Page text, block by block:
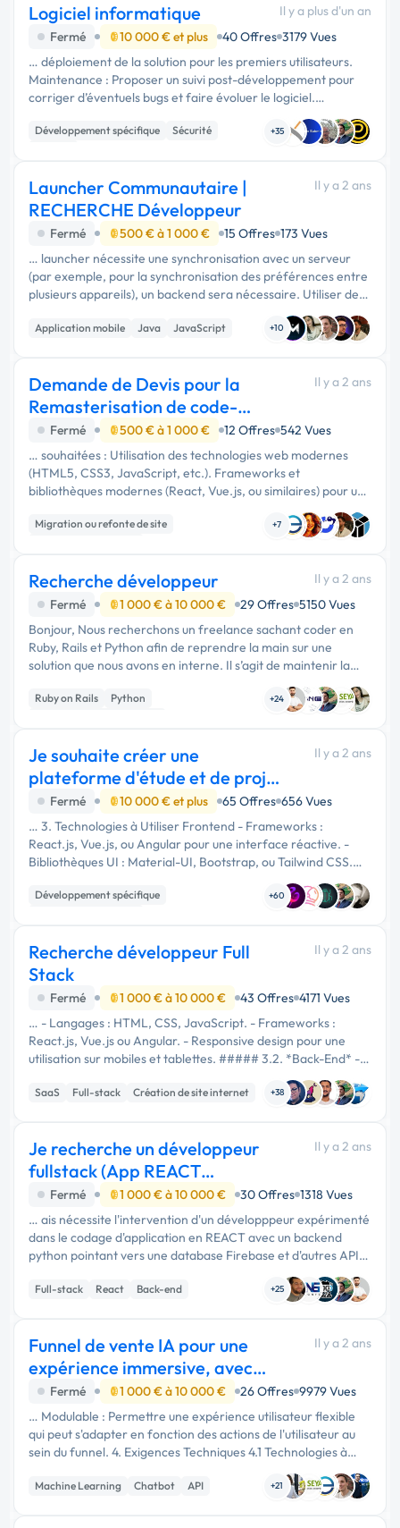
Logiciel informatique
Il y a plus d'un an
Fermé
10 000 € et plus 40 Offres 3179 Vues
… déploiement de la solution pour les premiers utilisateurs.
Maintenance : Proposer un suivi post-développement pour
corriger d’éventuels bugs et faire évoluer le logiciel.
Compétences recherchées : Langages de programmation :
Python, C++, Java …
Développement spécifique
Sécurité
+35
Launcher Communautaire |
RECHERCHE Développeur
Il y a 2 ans
Fermé 500 € à 1 000 € 15 Offres 173 Vues
… launcher nécessite une synchronisation avec un serveur
(par exemple, pour la synchronisation des préférences entre
plusieurs appareils), un backend sera nécessaire. Utiliser des
technologies comme Node.js avec Express, Django pour
Python, ou …
Application mobile Java JavaScript +10
Demande de Devis pour la
Remasterisation de code-
ami.fr
Il y a 2 ans
Fermé 500 € à 1 000 € 12 Offres 542 Vues
… souhaitées : Utilisation des technologies web modernes
(HTML5, CSS3, JavaScript, etc.). Frameworks et
bibliothèques modernes (React, Vue.js, ou similaires) pour une
expérience utilisateur optimale. Backend robuste et sécurisé
(PHP, Node.js, …
Migration ou refonte de site
+7
Recherche développeur
Il y a 2 ans
Fermé
1 000 € à 10 000 € 29 Offres 5150 Vues
Bonjour, Nous recherchons un freelance sachant coder en
Ruby, Rails et Python afin de reprendre la main sur une
solution que nous avons en interne. Il s’agit de maintenir la
solution, la mettre à jour et la rendre fonctionnelle en cas de
…Ruby on Rails
Python
+24
Je souhaite créer une
plateforme d'étude et de projet
de rénovation
Il y a 2 ans
Fermé 10 000 € et plus 65 Offres 656 Vues
… 3. Technologies à Utiliser Frontend - Frameworks :
React.js, Vue.js, ou Angular pour une interface réactive. -
Bibliothèques UI : Material-UI, Bootstrap, ou Tailwind CSS.
Backend - Langages : Node.js, Python (Django/Flask), Ruby
on Rails. - …
Développement spécifique
+60
Recherche développeur Full
Stack
Il y a 2 ans
Fermé 1 000 € à 10 000 € 43 Offres 4171 Vues
… - Langages : HTML, CSS, JavaScript. - Frameworks :
React.js, Vue.js ou Angular. - Responsive design pour une
utilisation sur mobiles et tablettes. ##### 3.2. *Back-End* -
Langages : Node.js, Python, Ruby, etc. - Frameworks :
Express.js, Django, …
SaaS Full-stack Création de site internet +38
Je recherche un développeur
fullstack (App REACT
Typescript)
Il y a 2 ans
Fermé 1 000 € à 10 000 € 30 Offres 1318 Vues
… ais nécessite l'intervention d'un développpeur expérimenté
dans le codage d'application en REACT avec un backend
python pointant vers une database Firebase et d'autres API
Full-stack React Back-end +25
Funnel de vente IA pour une
expérience immersive, avec
formation IA
Il y a 2 ans
Fermé 1 000 € à 10 000 € 26 Offres 9979 Vues
… Modulable : Permettre une expérience utilisateur flexible
qui peut s'adapter en fonction des actions de l'utilisateur au
sein du funnel. 4. Exigences Techniques 4.1 Technologies à
Utiliser Backend : Node.js, Python (pour les scripts IA) …
Machine Learning Chatbot API +21